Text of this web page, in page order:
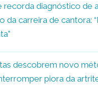
recorda diagnóstico de
da carreira de cantora:
descobrem novo
piora da